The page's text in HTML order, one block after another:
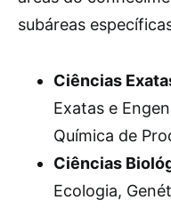
subáreas
Ciências
Exatas e
Química de
Ciências
Ecologia,